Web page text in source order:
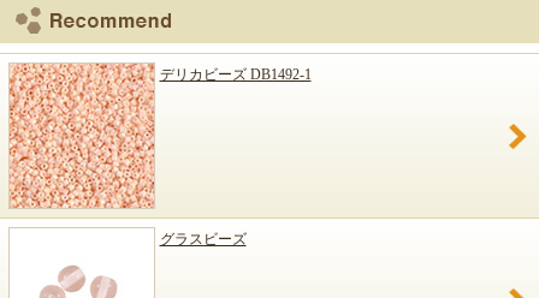
デリカビーズ DB1492-1
グラスビーズ